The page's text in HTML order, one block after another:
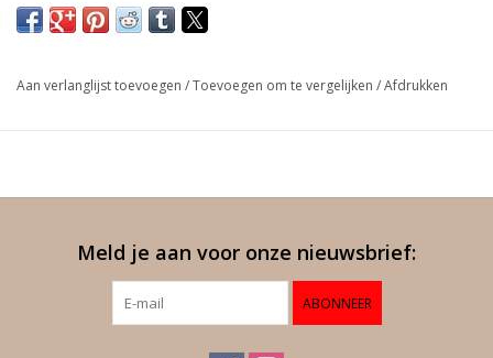
De Luccarelli – Primitivo di Manduria “Campo Marina” is het
Aan verlanglijst toevoegen /Toevoegen om te vergelijken /Afdrukken
Meld je aan voor onze nieuwsbrief:
ABONNEER